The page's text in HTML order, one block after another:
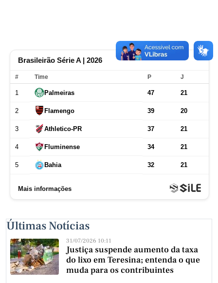
Últimas Notícias
31/07/2026 10:11
Justiça suspende aumento da taxa
do lixo em Teresina; entenda o que
muda para os contribuintes